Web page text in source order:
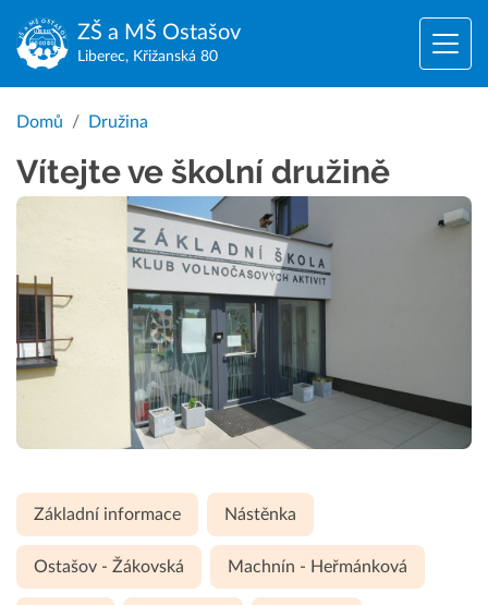
ZŠ a MŠ Ostašov
Liberec, Křižanská 80
Domů Družina
Vítejte ve školní družině
Základní informace Nástěnka
Ostašov - Žákovská Machnín - Heřmánková